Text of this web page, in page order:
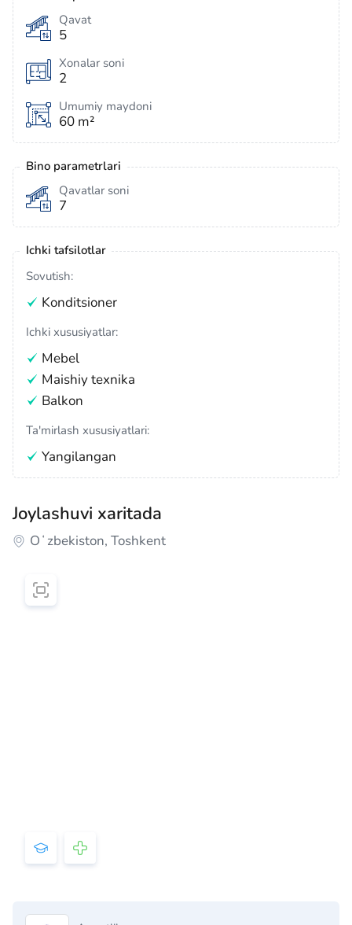
Qavat
5
Xonalar soni
2
Umumiy maydoni
60 m²
Bino parametrlari
Qavatlar soni
7
Ichki tafsilotlar
Sovutish:
Konditsioner
Ichki xususiyatlar:
Mebel
Maishiy texnika
Balkon
Ta'mirlash xususiyatlari:
Yangilangan
Joylashuvi xaritada
Oʻzbekiston, Toshkent